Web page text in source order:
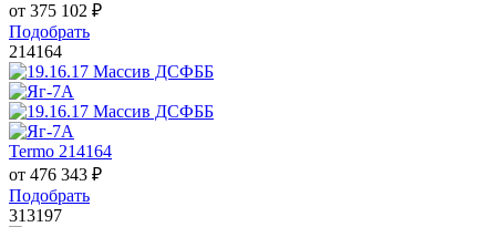
от 375 102 ₽
Подобрать
214164
Termo 214164
от 476 343 ₽
Подобрать
313197